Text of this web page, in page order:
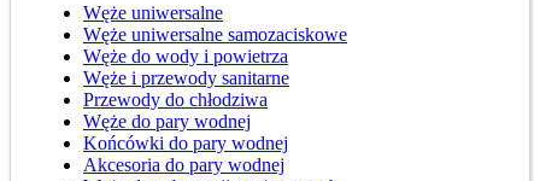
Węże uniwersalne
Węże uniwersalne samozaciskowe
Węże do wody i powietrza
Węże i przewody sanitarne
Przewody do chłodziwa
Węże do pary wodnej
Końcówki do pary wodnej
Akcesoria do pary wodnej